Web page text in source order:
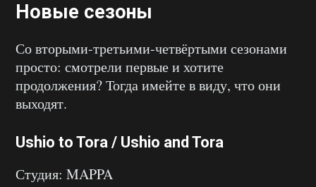
Новые сезоны
Со вторыми-третьими-четвёртыми сезонами
просто: смотрели первые и хотите
продолжения? Тогда имейте в виду, что они
выходят.
Ushio to Tora / Ushio and Tora
Студия: MAPPA